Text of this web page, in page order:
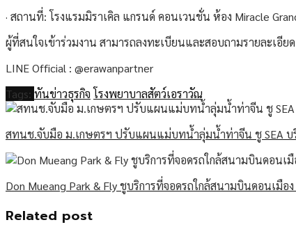
· สถานที่: โรงแรมมิราเคิล แกรนด์ คอนเวนชั่น ห้อง Miracle
ผู้ที่สนใจเข้าร่วมงาน สามารถลงทะเบียนและสอบถามรายละเอีย
LINE Official : @erawanpartner
Tags: ทันข่าวธุรกิจ โรงพยาบาลสัตว์เอราวัณ
สทนช.จับมือ ม.เกษตรฯ ปรับแผนแม่บทน้ำลุ่มน้ำท่าจีน ชู SEA บ
Don Mueang Park & Fly ชูบริการที่จอดรถใกล้สนามบินดอนเมือ
Related post